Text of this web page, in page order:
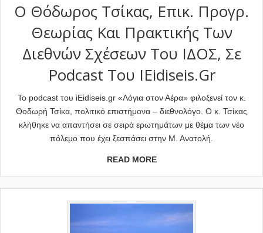
Ο Θόδωρος Τσίκας, Επικ. Προγρ.
Θεωρίας Και Πρακτικής Των
Διεθνών Σχέσεων Του ΙΔΟΣ, Σε
Podcast Του IEidiseis.gr
Το podcast του iEidiseis.gr «Λόγια στον Αέρα» φιλοξενεί τον κ.
Θοδωρή Τσίκα, πολιτικό επιστήμονα – διεθνολόγο. Ο κ. Τσίκας
κλήθηκε να απαντήσει σε σειρά ερωτημάτων με θέμα των νέο
πόλεμο που έχει ξεσπάσει στην Μ. Ανατολή.
READ MORE